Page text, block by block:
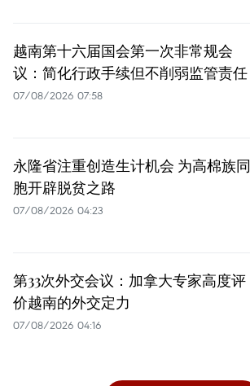
越南第十六届国会第一次非常规会
议：简化行政手续但不削弱监管责任
07/08/2026 07:58
永隆省注重创造生计机会 为高棉族同
胞开辟脱贫之路
07/08/2026 04:23
第33次外交会议：加拿大专家高度评
价越南的外交定力
07/08/2026 04:16